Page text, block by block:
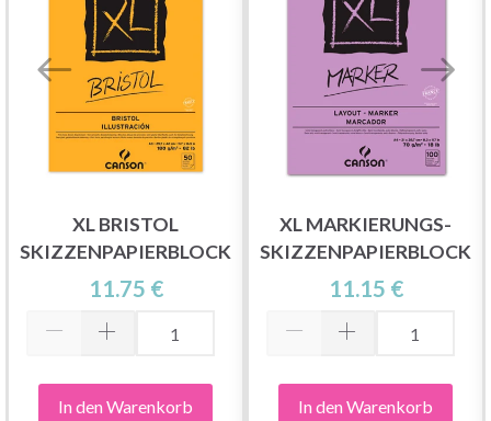
XL BRISTOL
SKIZZENPAPIERBLOCK
11.75 €
In den Warenkorb
XL MARKIERUNGS-
SKIZZENPAPIERBLOCK
11.15 €
In den Warenkorb